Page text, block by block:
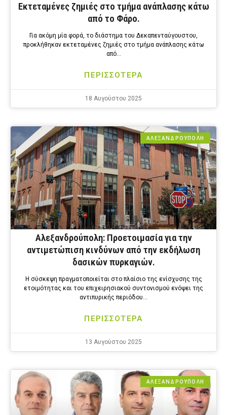
Εκτεταμένες ζημιές στο τμήμα ανάπλασης κάτω
από το Φάρο.
Για ακόμη μία φορά, το διάστημα του Δεκαπενταύγουστου,
προκλήθηκαν εκτεταμένες ζημιές στο τμήμα ανάπλασης κάτω
από…
ΠΕΡΙΣΣΟΤΕΡΑ
18 Αυγούστου 2025
ΑΛΕΞΑΝΔΡΟΎΠΟΛΗ
Αλεξανδρούπολη: Προετοιμασία για την
αντιμετώπιση κινδύνων από την εκδήλωση
δασικών πυρκαγιών.
Η σύσκεψη πραγματοποιείται στο πλαίσιο της ενίσχυσης της
ετοιμότητας και του επιχειρησιακού συντονισμού ενόψει της
αντιπυρικής περιόδου…
ΠΕΡΙΣΣΟΤΕΡΑ
13 Αυγούστου 2025
ΑΛΕΞΑΝΔΡΟΎΠΟΛΗ